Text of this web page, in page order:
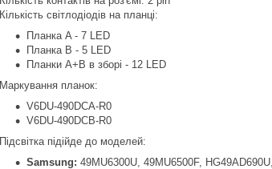
Кількість світлодіодів на планці:
Планка A - 7 LED
Планка B - 5 LED
Планки A+B в зборі - 12 LED
Маркування планок:
V6DU-490DCA-R0
V6DU-490DCB-R0
Підсвітка підійде до моделей:
Samsung: 49MU6300U, 49MU6500F,